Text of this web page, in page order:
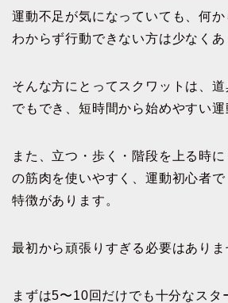
運動不足が気になっていても、何
わからず行動できない方は少なくあ
そんな方にとってスクワットは、
でもでき、短時間から始めやすい運
また、立つ・歩く・階段を上る時
の筋肉を使いやすく、運動初心者
特徴があります。
最初から頑張りすぎる必要はありま
まずは5〜10回だけでも十分なスタ